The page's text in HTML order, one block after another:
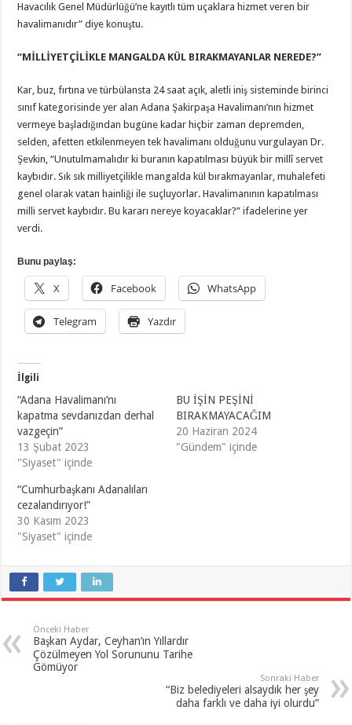
Havacılık Genel Müdürlüğü’ne kayıtlı tüm uçaklara hizmet veren bir
havalimanıdır” diye konuştu.
“MİLLİYETÇİLİKLE MANGALDA KÜL BIRAKMAYANLAR NEREDE?”
Kar, buz, fırtına ve türbülansta 24 saat açık, aletli iniş sisteminde birinci
sınıf kategorisinde yer alan Adana Şakirpaşa Havalimanı’nın hizmet
vermeye başladığından bugüne kadar hiçbir zaman depremden,
selden, afetten etkilenmeyen tek havalimanı olduğunu vurgulayan Dr.
Şevkin, “Unutulmamalıdır ki buranın kapatılması büyük bir millî servet
kaybıdır. Sık sık milliyetçilikle mangalda kül bırakmayanlar, muhalefeti
genel olarak vatan hainliği ile suçluyorlar. Havalimanının kapatılması
milli servet kaybıdır. Bu kararı nereye koyacaklar?” ifadelerine yer
verdi.
Bunu paylaş:
X Facebook WhatsApp
Telegram Yazdır
İlgili
“Adana Havalimanı’nı
kapatma sevdanızdan derhal
vazgeçin”
13 Şubat 2023
"Siyaset" içinde
BU İŞİN PEŞİNİ
BIRAKMAYACAĞIM
20 Haziran 2024
"Gündem" içinde
“Cumhurbaşkanı Adanalıları
cezalandırıyor!”
30 Kasım 2023
"Siyaset" içinde
Önceki Haber
Başkan Aydar, Ceyhan’ın Yıllardır
Çözülmeyen Yol Sorununu Tarihe
Gömüyor
Sonraki Haber
“Biz belediyeleri alsaydık her şey
daha farklı ve daha iyi olurdu”